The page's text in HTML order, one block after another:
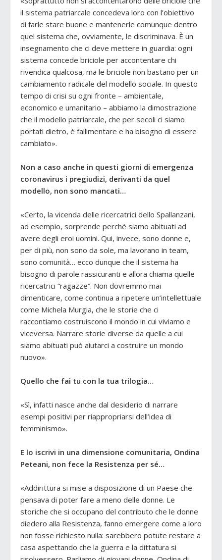
il sistema patriarcale concedeva loro con l’obiettivo
di farle stare buone e mantenerle comunque dentro
quel sistema che, ovviamente, le discriminava. È un
insegnamento che ci deve mettere in guardia: ogni
sistema concede briciole per accontentare chi
rivendica qualcosa, ma le briciole non bastano per un
cambiamento radicale del modello sociale. In questo
tempo di crisi su ogni fronte – ambientale,
economico e umanitario – abbiamo la dimostrazione
che il modello patriarcale, che per secoli ci siamo
portati dietro, è fallimentare e ha bisogno di essere
cambiato».
Non a caso anche in questi giorni di emergenza
coronavirus i pregiudizi, derivanti da quel
modello, non sono mancati…
«Certo, la vicenda delle ricercatrici dello Spallanzani,
ad esempio, sorprende perché siamo abituati ad
avere degli eroi uomini. Qui, invece, sono donne e,
per di più, non sono da sole, ma lavorano in team,
sono comunità… ecco dunque che il sistema ha
bisogno di parole rassicuranti e allora chiama quelle
ricercatrici “ragazze”. Non dovremmo mai
dimenticare, come continua a ripetere un’intellettuale
come Michela Murgia, che le storie che ci
raccontiamo costruiscono il mondo in cui viviamo e
viceversa. Narrare storie diverse da quelle a cui
siamo abituati può aiutarci a costruire un mondo
nuovo».
Quello che fai tu con la tua trilogia…
«Sì, infatti nasce anche dal desiderio di narrare
esempi positivi per riappropriarsi dell’idea di
femminismo».
E lo iscrivi in una dimensione comunitaria, Ondina
Peteani, non fece la Resistenza per sé…
«Addirittura si mise a disposizione di un Paese che
pensava di poter fare a meno delle donne. Le
storiche che si occupano del contributo che le donne
diedero alla Resistenza, fanno emergere come a loro
non fosse richiesto nulla: sarebbero potute restare a
casa aspettando che la guerra e la dittatura si